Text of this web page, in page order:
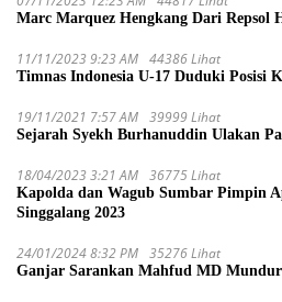
Marc Marquez Hengkang Dari Repsol
11/11/2023 9:23 AM 44386 Lihat
Timnas Indonesia U-17 Duduki Posisi
19/11/2021 7:57 AM 39999 Lihat
Sejarah Syekh Burhanuddin Ulakan
18/04/2023 3:21 AM 36775 Lihat
Kapolda dan Wagub Sumbar Pimpin
Singgalang 2023
24/01/2024 8:32 PM 35276 Lihat
Ganjar Sarankan Mahfud MD